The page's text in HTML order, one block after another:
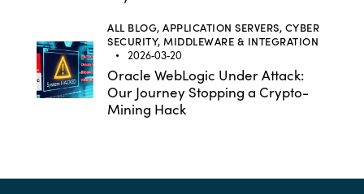
ALL BLOG, APPLICATION SERVERS, CYBER
SECURITY, MIDDLEWARE & INTEGRATION
2026-03-20
Oracle WebLogic Under Attack:
Our Journey Stopping a Crypto-
Mining Hack